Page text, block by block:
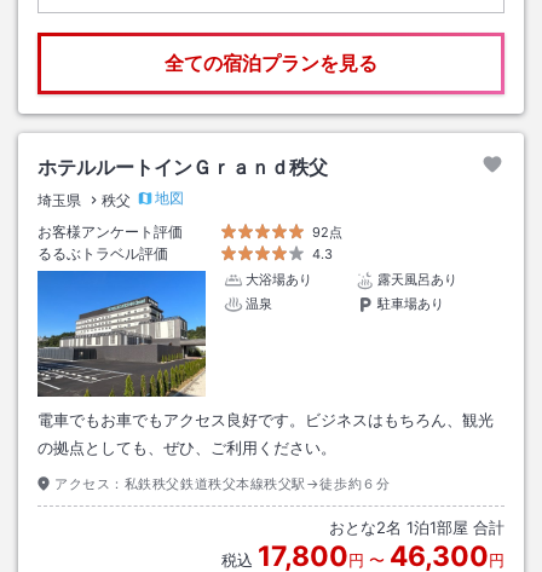
全ての宿泊プランを見る
ホテルルートインＧｒａｎｄ秩父
埼玉県 秩父
地図
お客様アンケート評価
92点
るるぶトラベル評価
4.3
大浴場あり
露天風呂あり
温泉
駐車場あり
電車でもお車でもアクセス良好です。ビジネスはもちろん、観光
の拠点としても、ぜひ、ご利用ください。
アクセス： 私鉄秩父鉄道秩父本線秩父駅→徒歩約６分
おとな2名 1泊1部屋 合計
税込 17,800円 〜 46,300円